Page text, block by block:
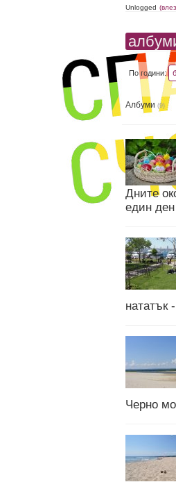
Unlogged
По години:
Албуми(9)
Дните
един
нататък
Черно